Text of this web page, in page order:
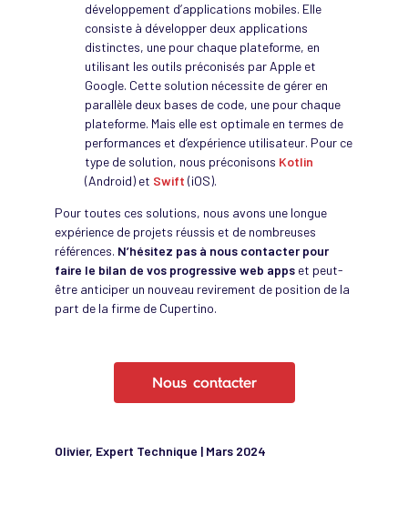
développement d’applications mobiles. Elle
consiste à développer deux applications
distinctes, une pour chaque plateforme, en
utilisant les outils préconisés par Apple et
Google. Cette solution nécessite de gérer en
parallèle deux bases de code, une pour chaque
plateforme. Mais elle est optimale en termes de
performances et d’expérience utilisateur. Pour ce
type de solution, nous préconisons Kotlin
(Android) et Swift (iOS).
Pour toutes ces solutions, nous avons une longue
expérience de projets réussis et de nombreuses
références. N’hésitez pas à nous contacter pour
faire le bilan de vos progressive web apps et peut-
être anticiper un nouveau revirement de position de la
part de la firme de Cupertino.
Nous contacter
Olivier, Expert Technique | Mars 2024